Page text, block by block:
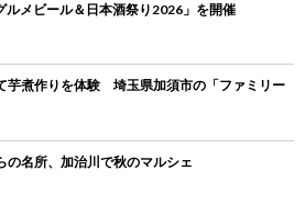
ルメビール＆日本酒祭り2026」を開催
芋煮作りを体験 埼玉県加須市の「ファミリー
の名所、加治川で秋のマルシェ